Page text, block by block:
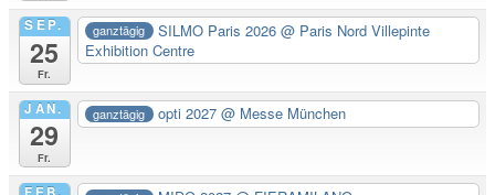
SEP.
25
Fr.
ganztägig SILMO Paris 2026@ Paris Nord Villepinte
Exhibition Centre
JAN.
29
Fr.
ganztägig opti 2027@ Messe München